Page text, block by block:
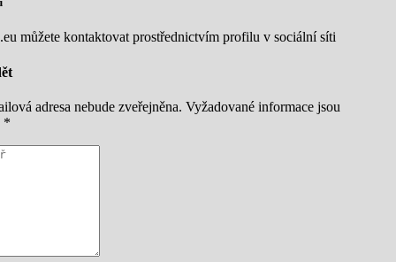
můžete kontaktovat prostřednictvím profilu v sociální síti
adresa nebude zveřejněna. Vyžadované informace jsou
*